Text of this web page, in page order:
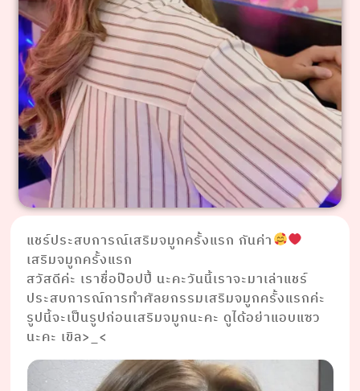
แชร์ประสบการณ์เสริมจมูกครั้งแรก กันค่า
เสริมจมูกครั้งแรก
สวัสดีค่ะ เราชื่อป๊อปปี้ นะคะวันนี้เราจะมาเล่าแชร์
ประสบการณ์การทำศัลยกรรมเสริมจมูกครั้งแรกค่ะ
รูปนี้จะเป็นรูปก่อนเสริมจมูกนะคะ ดูได้อย่าแอบแซว
นะคะ เขิล>_<